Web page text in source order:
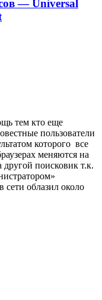
— Universal
тем кто еще
пользователи
которого все
меняются на
поисковик т.к.
сети облазил около